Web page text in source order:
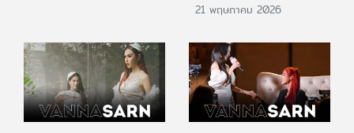
21 พฤษภาคม 2026